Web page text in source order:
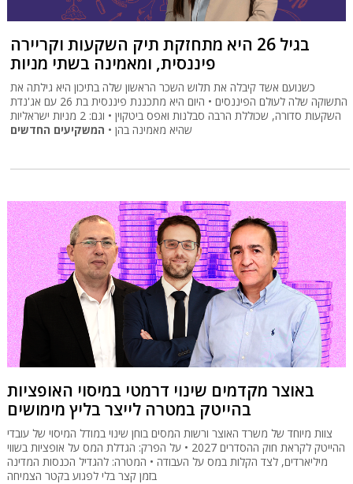
בגיל 26 היא מתחזקת תיק השקעות וקריירה
פיננסית, ומאמינה בשתי מניות
כשנועם אשד קיבלה את תלוש השכר הראשון שלה בתיכון היא גילתה את
התשוקה שלה לעולם הפיננסים • היום היא מתכננת פיננסית בת 26 עם אג'נדת
השקעות סדורה, שכוללת הרבה סבלנות ואפס ביטקוין • וגם: 2 מניות ישראליות
שהיא מאמינה בהן • המשקיעים החדשים
באוצר מקדמים שינוי דרמטי במיסוי האופציות
בהייטק במטרה לייצר בליץ מימושים
צוות מיוחד של משרד האוצר ורשות המסים בוחן שינוי במודל המיסוי של עובדי
ההייטק לקראת חוק ההסדרים 2027 • על הפרק: הגדלת המס על אופציות בשווי
מיליארדים, לצד הקלות במס על העבודה • המטרה: להגדיל הכנסות המדינה
בזמן קצר בלי לפגוע בקטר הצמיחה